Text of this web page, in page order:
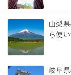
山梨
ら使
岐阜